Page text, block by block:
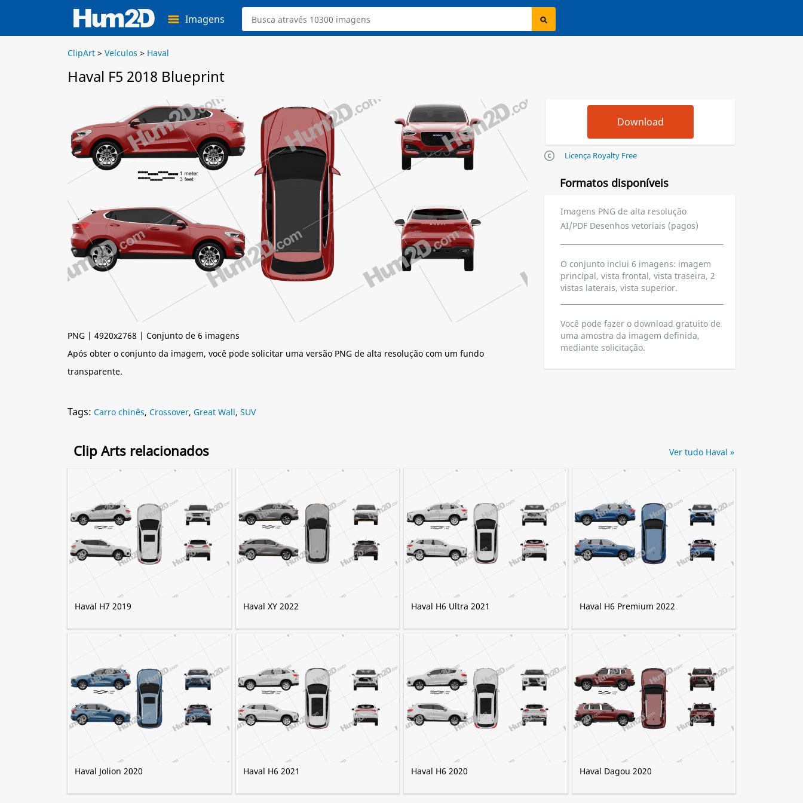
Imagens
ClipArt > Veículos > Haval
Haval F5 2018 Blueprint
PNG | 4920x2768 | Conjunto de 6 imagens
Após obter o conjunto da imagem, você pode solicitar uma versão PNG de alta resolução com um fundo
transparente.
Licença Royalty Free
Formatos disponíveis
Imagens PNG de alta resolução
AI/PDF Desenhos vetoriais (pagos)
O conjunto inclui 6 imagens: imagem
principal, vista frontal, vista traseira, 2
vistas laterais, vista superior.
Você pode fazer o download gratuito de
uma amostra da imagem definida,
mediante solicitação.
Tags: Carro chinês, Crossover, Great Wall, SUV
Clip Arts relacionados
Haval H7 2019 Haval XY 2022 Haval H6 Ultra 2021 Haval H6 Premium 2022
Haval Jolion 2020 Haval H6 2021 Haval H6 2020 Haval Dagou 2020
Ver tudo Haval »